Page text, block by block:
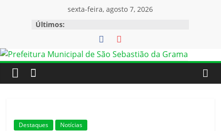
sexta-feira, agosto 7, 2026
Últimos:
Destaques Notícias